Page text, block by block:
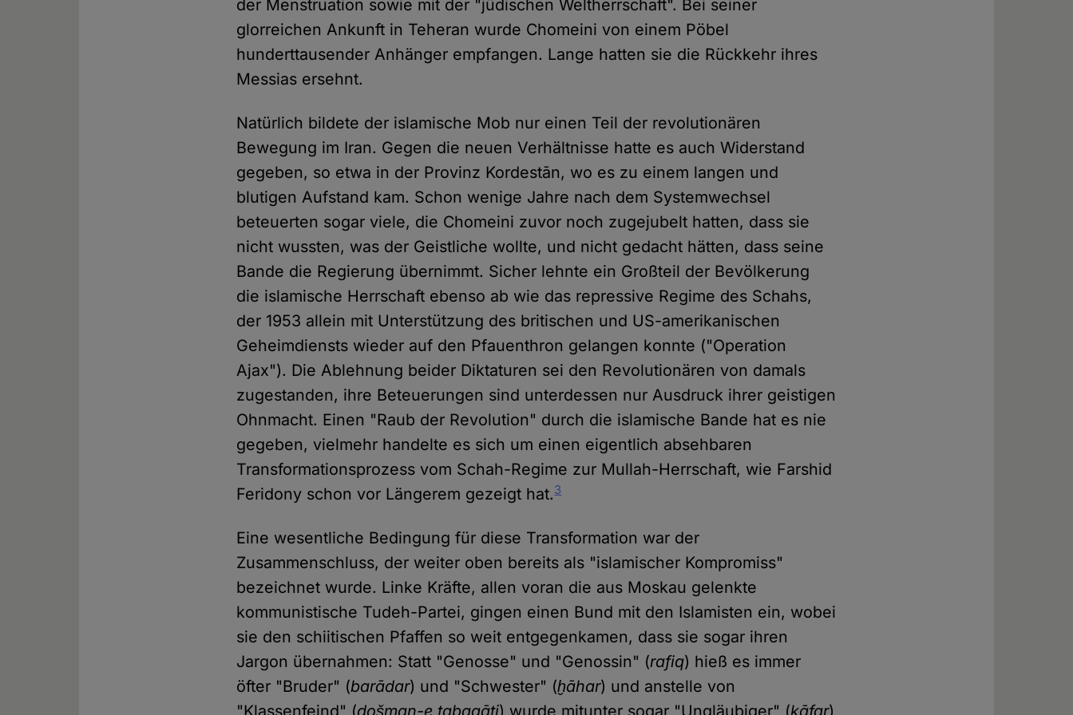
der Menstruation sowie mit der "jüdischen Weltherrschaft". Bei seiner
glorreichen Ankunft in Teheran wurde Chomeini von einem Pöbel
hunderttausender Anhänger empfangen. Lange hatten sie die Rückkehr ihres
Messias ersehnt.
Natürlich bildete der islamische Mob nur einen Teil der revolutionären
Bewegung im Iran. Gegen die neuen Verhältnisse hatte es auch Widerstand
gegeben, so etwa in der Provinz Kordestān, wo es zu einem langen und
blutigen Aufstand kam. Schon wenige Jahre nach dem Systemwechsel
beteuerten sogar viele, die Chomeini zuvor noch zugejubelt hatten, dass sie
nicht wussten, was der Geistliche wollte, und nicht gedacht hätten, dass seine
Bande die Regierung übernimmt. Sicher lehnte ein Großteil der Bevölkerung
die islamische Herrschaft ebenso ab wie das repressive Regime des Schahs,
der 1953 allein mit Unterstützung des britischen und US-amerikanischen
Geheimdiensts wieder auf den Pfauenthron gelangen konnte ("Operation
Ajax"). Die Ablehnung beider Diktaturen sei den Revolutionären von damals
zugestanden, ihre Beteuerungen sind unterdessen nur Ausdruck ihrer geistigen
Ohnmacht. Einen "Raub der Revolution" durch die islamische Bande hat es nie
gegeben, vielmehr handelte es sich um einen eigentlich absehbaren
Transformationsprozess vom Schah-Regime zur Mullah-Herrschaft, wie Farshid
Feridony schon vor Längerem gezeigt hat.3
Eine wesentliche Bedingung für diese Transformation war der
Zusammenschluss, der weiter oben bereits als "islamischer Kompromiss"
bezeichnet wurde. Linke Kräfte, allen voran die aus Moskau gelenkte
kommunistische Tudeh-Partei, gingen einen Bund mit den Islamisten ein, wobei
sie den schiitischen Pfaffen so weit entgegenkamen, dass sie sogar ihren
Jargon übernahmen: Statt "Genosse" und "Genossin" (rafiq) hieß es immer
öfter "Bruder" (barādar) und "Schwester" (ḫāhar) und anstelle von